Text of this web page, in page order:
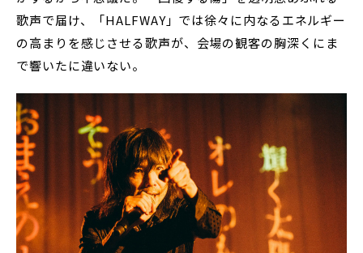
歌声で届け、「HALFWAY」では徐々に内なるエネルギー
の高まりを感じさせる歌声が、会場の観客の胸深くにま
で響いたに違いない。